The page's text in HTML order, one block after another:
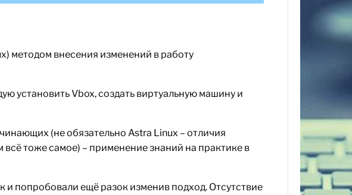
методом внесения изменений в работу
установить Vbox, создать виртуальную машину и
(не обязательно Astra Linux – отличия
тоже самое) – применение знаний на практике в
попробовали ещё разок изменив подход. Отсутствие